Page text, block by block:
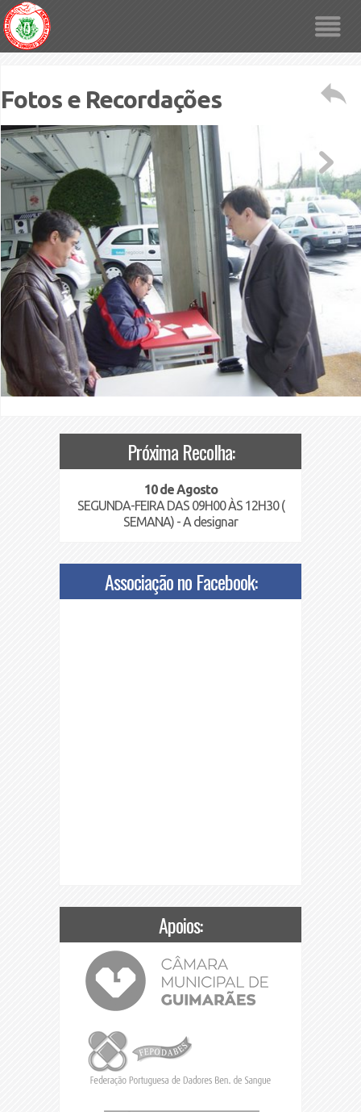
Fotos e Recordações
Próxima Recolha:
10 de Agosto
SEGUNDA-FEIRA DAS 09H00 ÀS 12H30 (
SEMANA) - A designar
Associação no Facebook:
Apoios: